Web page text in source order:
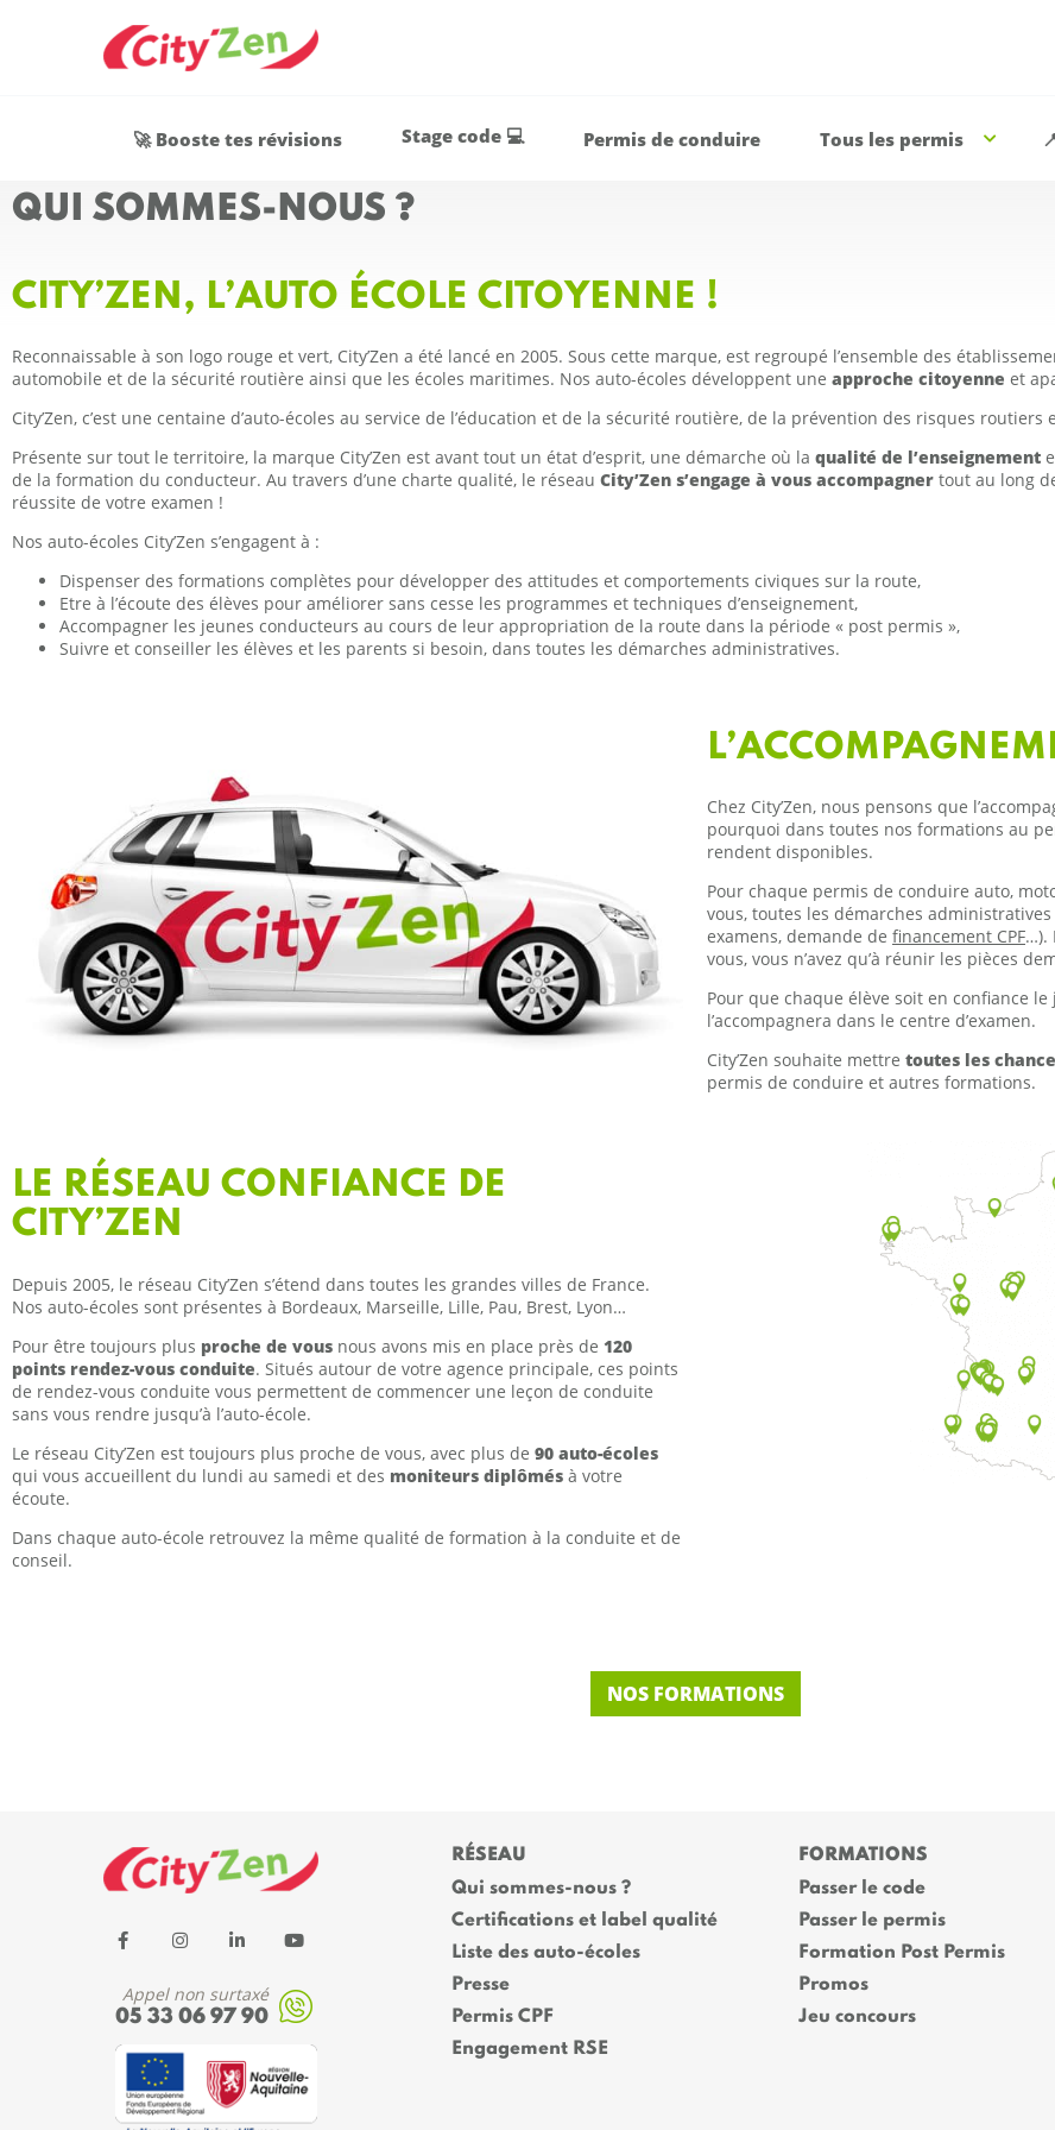
🚀 Booste tes révisions Stage code 💻 Permis de conduire Tous les permis
QUI SOMMES-NOUS ?
CITY’ZEN, L’AUTO ÉCOLE CITOYENNE !
Reconnaissable à son logo rouge et vert, City’Zen a été lancé en 2005. Sous cette marque, est regroupé l’ensemble des
automobile et de la sécurité routière ainsi que les écoles maritimes. Nos auto-écoles développent une approche citoyenne et
City’Zen, c’est une centaine d’auto-écoles au service de l’éducation et de la sécurité routière, de la prévention des risques
Présente sur tout le territoire, la marque City’Zen est avant tout un état d’esprit, une démarche où la qualité de l’enseignement
de la formation du conducteur. Au travers d’une charte qualité, le réseau City’Zen s’engage à vous accompagner tout au long
réussite de votre examen !
Nos auto-écoles City’Zen s’engagent à :
Dispenser des formations complètes pour développer des attitudes et comportements civiques sur la route,
Etre à l’écoute des élèves pour améliorer sans cesse les programmes et techniques d’enseignement,
Accompagner les jeunes conducteurs au cours de leur appropriation de la route dans la période « post permis »,
Suivre et conseiller les élèves et les parents si besoin, dans toutes les démarches administratives.
Chez City’Zen, nous pensons que
pourquoi dans toutes nos formations au
rendent disponibles.
Pour chaque permis de conduire auto,
vous, toutes les démarches administratives
examens, demande de financement CPF…).
vous, vous n’avez qu’à réunir les pièces
Pour que chaque élève soit en confiance
l’accompagnera dans le centre d’examen.
City’Zen souhaite mettre toutes les
permis de conduire et autres formations.
LE RÉSEAU CONFIANCE DE
CITY’ZEN
Depuis 2005, le réseau City’Zen s’étend dans toutes les grandes villes de France.
Nos auto-écoles sont présentes à Bordeaux, Marseille, Lille, Pau, Brest, Lyon…
Pour être toujours plus proche de vous nous avons mis en place près de 120
points rendez-vous conduite. Situés autour de votre agence principale, ces points
de rendez-vous conduite vous permettent de commencer une leçon de conduite
sans vous rendre jusqu’à l’auto-école.
Le réseau City’Zen est toujours plus proche de vous, avec plus de 90 auto-écoles
qui vous accueillent du lundi au samedi et des moniteurs diplômés à votre
écoute.
Dans chaque auto-école retrouvez la même qualité de formation à la conduite et de
conseil.
NOS FORMATIONS
Appel non surtaxé
05 33 06 97 90
RÉSEAU
Qui sommes-nous ?
Certifications et label qualité
Liste des auto-écoles
Presse
Permis CPF
Engagement RSE
FORMATIONS
Passer le code
Passer le permis
Formation Post Permis
Promos
Jeu concours